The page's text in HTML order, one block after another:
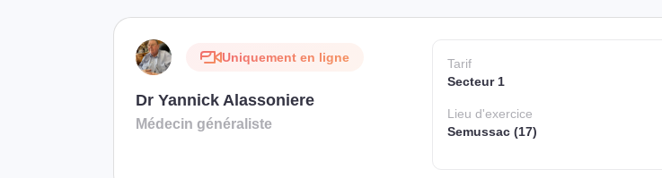
Uniquement en ligne
Dr Yannick Alassoniere
Médecin généraliste
Tarif
Secteur 1
Lieud'exercice
Semussac (17)